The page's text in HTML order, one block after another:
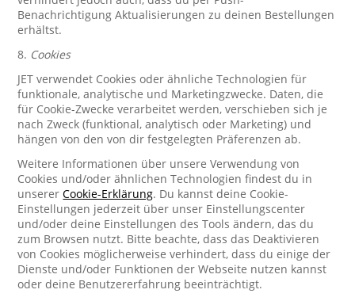
Benachrichtigung Aktualisierungen zu deinen Bestellungen
erhältst.
8. Cookies
JET verwendet Cookies oder ähnliche Technologien für
funktionale, analytische und Marketingzwecke. Daten, die
für Cookie-Zwecke verarbeitet werden, verschieben sich je
nach Zweck (funktional, analytisch oder Marketing) und
hängen von den von dir festgelegten Präferenzen ab.
Weitere Informationen über unsere Verwendung von
Cookies und/oder ähnlichen Technologien findest du in
unsererCookie-Erklärung. Du kannst deine Cookie-
Einstellungen jederzeit über unser Einstellungscenter
und/oder deine Einstellungen des Tools ändern, das du
zum Browsen nutzt. Bitte beachte, dass das Deaktivieren
von Cookies möglicherweise verhindert, dass du einige der
Dienste und/oder Funktionen der Webseite nutzen kannst
oder deine Benutzererfahrung beeinträchtigt.